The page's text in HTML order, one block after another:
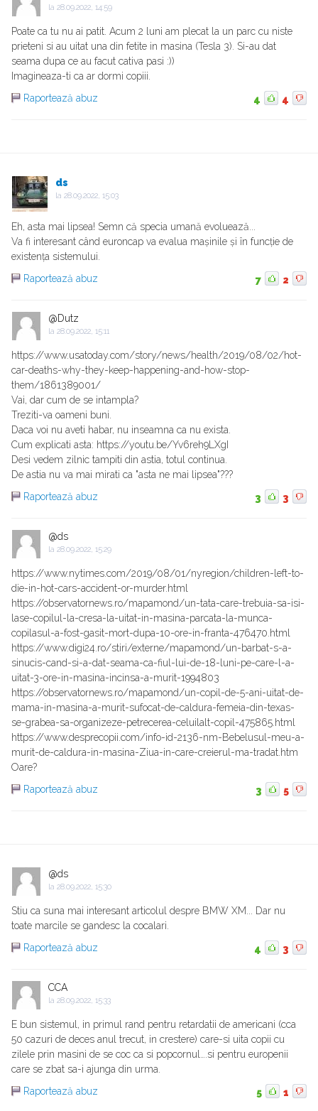
la 28.09.2022, 14:59
Poate ca tu nu ai patit. Acum 2 luni am plecat la un parc cu niste
prieteni si au uitat una din fetite in masina (Tesla 3). Si-au dat
seama dupa ce au facut cativa pasi :))
Imagineaza-ti ca ar dormi copiii.
Raportează abuz
4 4
ds
la 28.09.2022, 15:03
Eh, asta mai lipsea! Semn că specia umană evoluează...
Va fi interesant când euroncap va evalua mașinile și în funcție de
existența sistemului.
Raportează abuz
7 2
@Dutz
la 28.09.2022, 15:11
https://www.usatoday.com/story/news/health/2019/08/02/hot-
car-deaths-why-they-keep-happening-and-how-stop-
them/1861389001/
Vai, dar cum de se intampla?
Treziti-va oameni buni.
Daca voi nu aveti habar, nu inseamna ca nu exista.
Cum explicati asta: https://youtu.be/Yv6reh9LXgI
Desi vedem zilnic tampiti din astia, totul continua.
De astia nu va mai mirati ca "asta ne mai lipsea"???
Raportează abuz
3 3
@ds
la 28.09.2022, 15:29
https://www.nytimes.com/2019/08/01/nyregion/children-left-to-
die-in-hot-cars-accident-or-murder.html
https://observatornews.ro/mapamond/un-tata-care-trebuia-sa-isi-
lase-copilul-la-cresa-la-uitat-in-masina-parcata-la-munca-
copilasul-a-fost-gasit-mort-dupa-10-ore-in-franta-476470.html
https://www.digi24.ro/stiri/externe/mapamond/un-barbat-s-a-
sinucis-cand-si-a-dat-seama-ca-fiul-lui-de-18-luni-pe-care-l-a-
uitat-3-ore-in-masina-incinsa-a-murit-1994803
https://observatornews.ro/mapamond/un-copil-de-5-ani-uitat-de-
mama-in-masina-a-murit-sufocat-de-caldura-femeia-din-texas-
se-grabea-sa-organizeze-petrecerea-celuilalt-copil-475865.html
https://www.desprecopii.com/info-id-2136-nm-Bebelusul-meu-a-
murit-de-caldura-in-masina-Ziua-in-care-creierul-ma-tradat.htm
Oare?
Raportează abuz
3 5
@ds
la 28.09.2022, 15:30
Stiu ca suna mai interesant articolul despre BMW XM... Dar nu
toate marcile se gandesc la cocalari.
Raportează abuz
4 3
CCA
la 28.09.2022, 15:33
E bun sistemul, in primul rand pentru retardatii de americani (cca
50 cazuri de deces anul trecut, in crestere) care-si uita copii cu
zilele prin masini de se coc ca si popcornul….si pentru europenii
care se zbat sa-i ajunga din urma.
Raportează abuz
5 1